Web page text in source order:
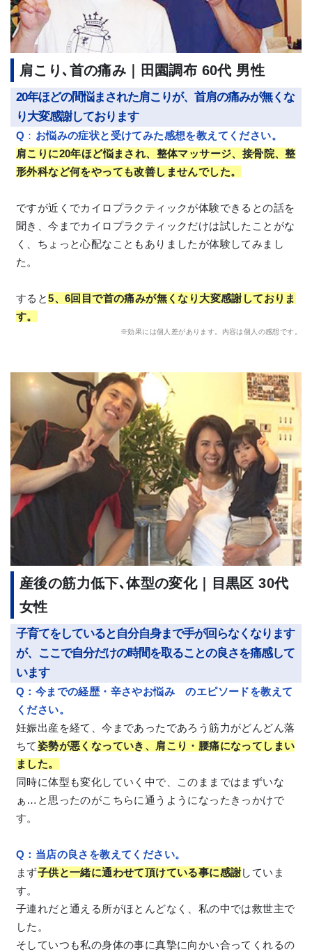
肩こり､首の痛み｜田園調布 60代 男性
20年ほどの間悩まされた肩こりが、首肩の痛みが無くな
り大変感謝しております
Q ： お悩みの症状と受けてみた感想を教えてください。
肩こりに20年ほど悩まされ、整体マッサージ、接骨院、整
形外科など何をやっても改善しませんでした。
ですが近くでカイロプラクティックが体験できるとの話を
聞き、今までカイロプラクティックだけは試したことがな
く、ちょっと心配なこともありましたが体験してみまし
た。
すると5、6回目で首の痛みが無くなり大変感謝しておりま
す。
※効果には個人差があります。内容は個人の感想です。
産後の筋力低下､体型の変化｜目黒区 30代
女性
子育てをしていると自分自身まで手が回らなくなります
が、ここで自分だけの時間を取ることの良さを痛感して
います
Q：今までの経歴・辛さやお悩み のエピソードを教えて
ください。
妊娠出産を経て、今まであったであろう筋力がどんどん落
ちて姿勢が悪くなっていき、肩こり・腰痛になってしまい
ました。
同時に体型も変化していく中で、このままではまずいな
ぁ…と思ったのがこちらに通うようになったきっかけで
す。
Q：当店の良さを教えてください。
まず子供と一緒に通わせて頂けている事に感謝していま
す。
子連れだと通える所がほとんどなく、私の中では救世主で
した。
そしていつも私の身体の事に真摯に向かい合ってくれるの